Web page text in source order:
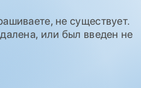
не существует.
или был введен не